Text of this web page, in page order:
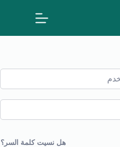
هل نسيت كلمة السر؟